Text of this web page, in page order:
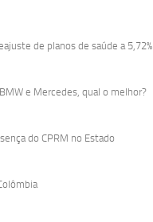
de planos de saúde a 5,72%
e Mercedes, qual o melhor?
do CPRM no Estado